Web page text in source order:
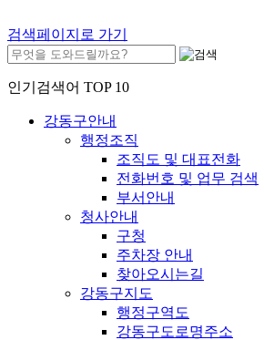
검색페이지로 가기
인기검색어 TOP 10
강동구안내
행정조직
조직도 및 대표전화
전화번호 및 업무 검색
부서안내
청사안내
구청
주차장 안내
찾아오시는길
강동구지도
행정구역도
강동구도로명주소